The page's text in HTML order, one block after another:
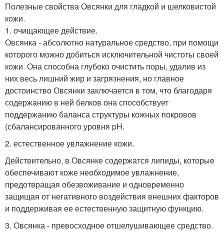
Полезные свойства Овсянки для гладкой и шелковистой
кожи.
1. очищающее действие.
Овсянка - абсолютно натуральное средство, при помощи
которого можно добиться исключительной чистоты своей
кожи. Она способна глубоко очистить поры, удалив из
них весь лишний жир и загрязнения, но главное
достоинство Овсянки заключается в том, что благодаря
содержанию в ней белков она способствует
поддержанию баланса структуры кожных покровов
(сбалансированного уровня pH.
2. естественное увлажнение кожи.
Действительно, в Овсянке содержатся липиды, которые
обеспечивают коже необходимое увлажнение,
предотвращая обезвоживание и одновременно
защищая от негативного воздействия внешних факторов
и поддерживая ее естественную защитную функцию.
3. Овсянка - превосходное отшелушивающее средство.